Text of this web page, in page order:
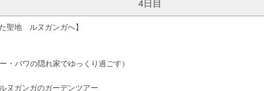
4日目
聖地 ルヌガンガへ】
・バワの隠れ家でゆっくり過ごす）
ヌガンガのガーデンツアー